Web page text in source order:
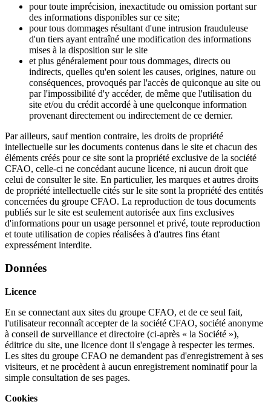
pour toute imprécision, inexactitude ou omission portant sur
des informations disponibles sur ce site;
pour tous dommages résultant d'une intrusion frauduleuse
d'un tiers ayant entraîné une modification des informations
mises à la disposition sur le site
et plus généralement pour tous dommages, directs ou
indirects, quelles qu'en soient les causes, origines, nature ou
conséquences, provoqués par l'accès de quiconque au site ou
par l'impossibilité d'y accéder, de même que l'utilisation du
site et/ou du crédit accordé à une quelconque information
provenant directement ou indirectement de ce dernier.
Par ailleurs, sauf mention contraire, les droits de propriété
intellectuelle sur les documents contenus dans le site et chacun des
éléments créés pour ce site sont la propriété exclusive de la société
CFAO, celle-ci ne concédant aucune licence, ni aucun droit que
celui de consulter le site. En particulier, les marques et autres droits
de propriété intellectuelle cités sur le site sont la propriété des entités
concernées du groupe CFAO. La reproduction de tous documents
publiés sur le site est seulement autorisée aux fins exclusives
d'informations pour un usage personnel et privé, toute reproduction
et toute utilisation de copies réalisées à d'autres fins étant
expressément interdite.
Données
Licence
En se connectant aux sites du groupe CFAO, et de ce seul fait,
l'utilisateur reconnaît accepter de la société CFAO, société anonyme
à conseil de surveillance et directoire (ci-après « la Société »),
éditrice du site, une licence dont il s'engage à respecter les termes.
Les sites du groupe CFAO ne demandent pas d'enregistrement à ses
visiteurs, et ne procèdent à aucun enregistrement nominatif pour la
simple consultation de ses pages.
Cookies